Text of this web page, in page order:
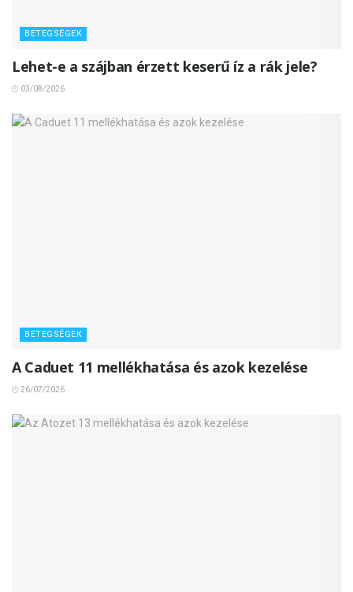
BETEGSÉGEK
Lehet-e a szájban érzett keserű íz a rák jele?
03/08/2026
BETEGSÉGEK
A Caduet 11 mellékhatása és azok kezelése
26/07/2026